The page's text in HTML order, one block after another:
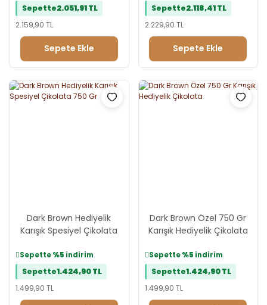
Sepette2.051,91 TL
2.159,90 TL
Sepete Ekle
Sepette2.118,41 TL
2.229,90 TL
Sepete Ekle
Dark Brown Hediyelik
Karışık Spesiyel Çikolata
Sepette%5 indirim
Sepette1.424,90 TL
1.499,90 TL
Dark Brown Özel 750 Gr
Karışık Hediyelik Çikolata
Sepette%5 indirim
Sepette1.424,90 TL
1.499,90 TL